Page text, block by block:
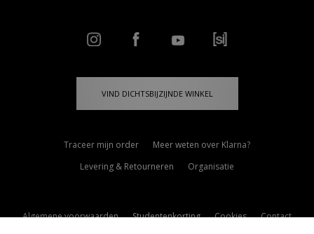
VIND DICHTSBIJZIJNDE WINKEL
Traceer mijn order
Meer weten over Klarna?
Levering & Retourneren
Organisatie
Algemene voorwaarden Studentenkorting Cookies
Contact